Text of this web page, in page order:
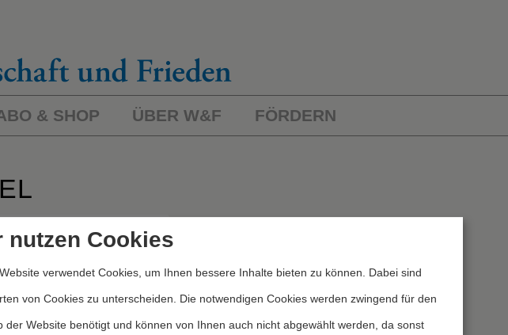
& SHOP ÜBER W&F FÖRDERN
Kategorien
Kategorien
nutzen Cookies
verwendet Cookies, um Ihnen bessere Inhalte bieten zu können. Dabei sind
von Cookies zu unterscheiden. Die notwendigen Cookies werden zwingend für den
der Website benötigt und können von Ihnen auch nicht abgewählt werden, da sonst